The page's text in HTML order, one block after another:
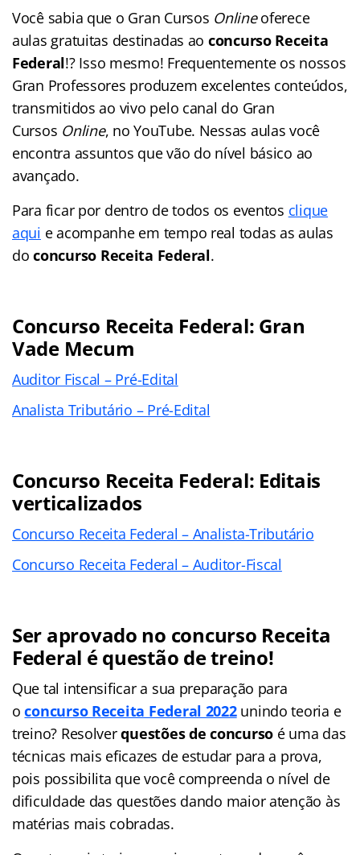
Você sabia que o Gran Cursos Onlineoferece
aulas gratuitas destinadas ao concurso Receita
Federal!? Isso mesmo! Frequentemente os nossos
Gran Professores produzem excelentes conteúdos,
transmitidos ao vivo pelo canal do Gran
Cursos Online, no YouTube. Nessas aulas você
encontra assuntos que vão do nível básico ao
avançado.
Para ficar por dentro de todos os eventos clique
aqui e acompanhe em tempo real todas as aulas
doconcurso Receita Federal.
Concurso Receita Federal: Gran
Vade Mecum
Auditor Fiscal – Pré-Edital
Analista Tributário – Pré-Edital
Concurso Receita Federal: Editais
verticalizados
Concurso Receita Federal – Analista-Tributário
Concurso Receita Federal – Auditor-Fiscal
Ser aprovado no concurso Receita
Federal é questão de treino!
Que tal intensificar a sua preparação para
oconcurso Receita Federal 2022unindo teoria e
treino? Resolverquestões de concurso é uma das
técnicas mais eficazes de estudar para a prova,
pois possibilita que você compreenda o nível de
dificuldade das questões dando maior atenção às
matérias mais cobradas.